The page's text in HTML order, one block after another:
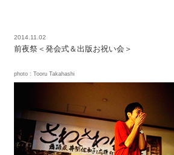
2014.11.02
前夜祭＜発会式＆出版お祝い会＞
photo : Tooru Takahashi